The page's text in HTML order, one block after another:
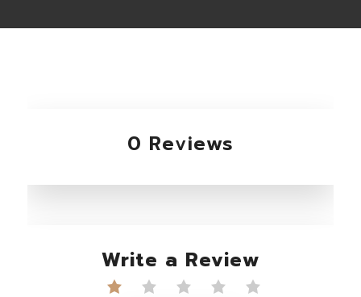
0 Reviews
Write a Review